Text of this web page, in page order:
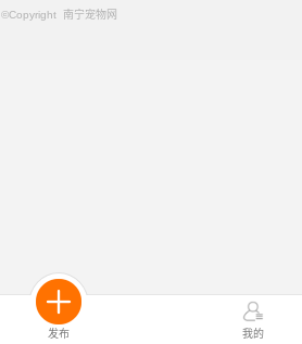
发布 我的
©Copyright 南宁宠物网